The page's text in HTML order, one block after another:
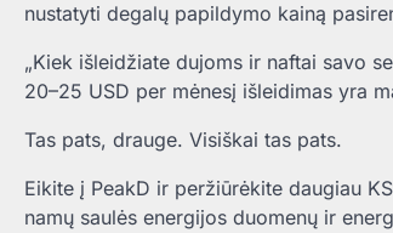
nustatyti degalų papildymo kainą
„Kiek išleidžiate dujoms ir naftai savo
20–25 USD per mėnesį išleidimas yra
Tas pats, drauge. Visiškai tas pats.
Eikite į PeakD ir peržiūrėkite daugiau
namų saulės energijos duomenų ir